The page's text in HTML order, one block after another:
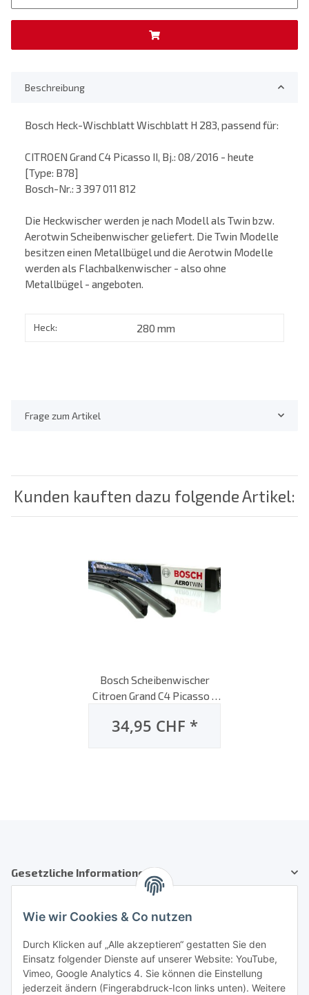
Beschreibung
Bosch Heck-Wischblatt Wischblatt H 283, passend für:
CITROEN Grand C4 Picasso II, Bj.: 08/2016 - heute
[Type: B78]
Bosch-Nr.: 3 397 011 812
Die Heckwischer werden je nach Modell als Twin bzw.
Aerotwin Scheibenwischer geliefert. Die Twin Modelle
besitzen einen Metallbügel und die Aerotwin Modelle
werden als Flachbalkenwischer - also ohne
Metallbügel - angeboten.
Heck: 280 mm
Frage zum Artikel
Kunden kauften dazu folgende Artikel:
Bosch Scheibenwischer
Citroen Grand C4 Picasso II
heute, AeroTwin
34,95 CHF *
Gesetzliche Informationen
Email: info@auto-equipment.ch
Sie benötigen Hilfe?
Wie wir Cookies & Co nutzen
Durch Klicken auf „Alle akzeptieren“ gestatten Sie den
Einsatz folgender Dienste auf unserer Website: YouTube,
Vimeo, Google Analytics 4. Sie können die Einstellung
jederzeit ändern (Fingerabdruck-Icon links unten). Weitere